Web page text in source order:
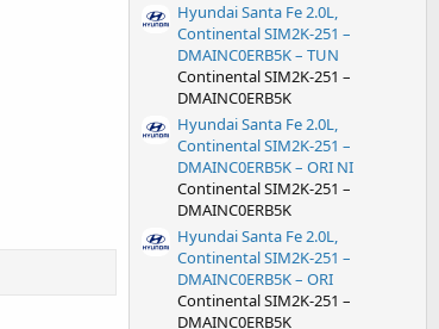
Hyundai Santa Fe 2.0L,
Continental SIM2K-251 –
DMAINC0ERB5K – TUN
Continental SIM2K-251 –
DMAINC0ERB5K
Hyundai Santa Fe 2.0L,
Continental SIM2K-251 –
DMAINC0ERB5K – ORI NI
Continental SIM2K-251 –
DMAINC0ERB5K
Hyundai Santa Fe 2.0L,
Continental SIM2K-251 –
DMAINC0ERB5K – ORI
Continental SIM2K-251 –
DMAINC0ERB5K